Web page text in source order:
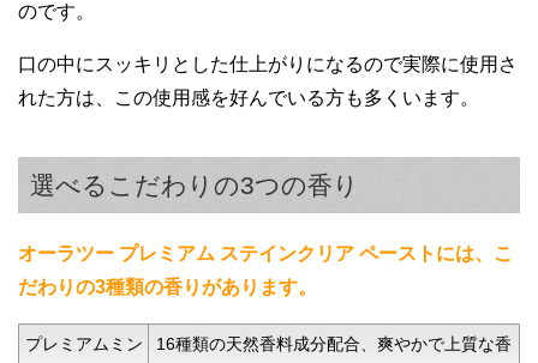
のです。
口の中にスッキリとした仕上がりになるので実際に使用さ
れた方は、この使用感を好んでいる方も多くいます。
選べるこだわりの3つの香り
オーラツー プレミアム ステインクリア ペーストには、こ
だわりの3種類の香りがあります。
プレミアムミン
16種類の天然香料成分配合、爽やかで上質な香